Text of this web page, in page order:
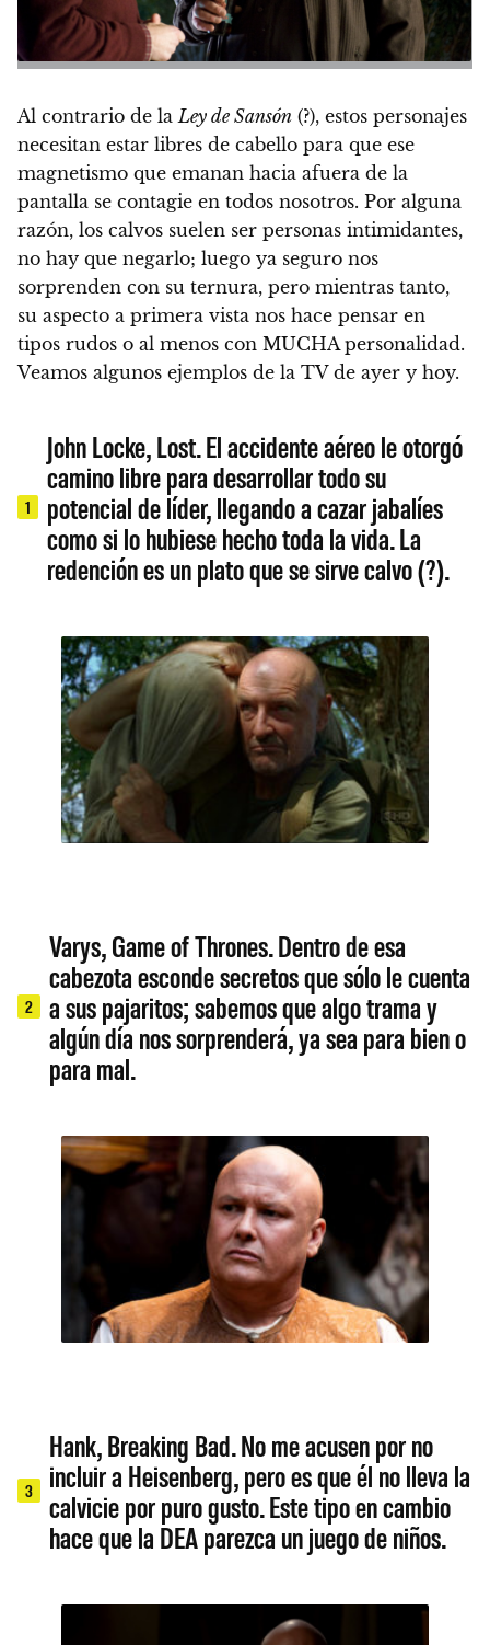
Al contrario de la Ley de Sansón (?), estos personajes
necesitan estar libres de cabello para que ese
magnetismo que emanan hacia afuera de la
pantalla se contagie en todos nosotros. Por alguna
razón, los calvos suelen ser personas intimidantes,
no hay que negarlo; luego ya seguro nos
sorprenden con su ternura, pero mientras tanto,
su aspecto a primera vista nos hace pensar en
tipos rudos o al menos con MUCHA personalidad.
Veamos algunos ejemplos de la TV de ayer y hoy.
1
John Locke, Lost. El accidente aéreo le otorgó
camino libre para desarrollar todo su
potencial de líder, llegando a cazar jabalíes
como si lo hubiese hecho toda la vida. La
redención es un plato que se sirve calvo (?).
2
Varys, Game of Thrones. Dentro de esa
cabezota esconde secretos que sólo le cuenta
a sus pajaritos; sabemos que algo trama y
algún día nos sorprenderá, ya sea para bien o
para mal.
3
Hank, Breaking Bad. No me acusen por no
incluir a Heisenberg, pero es que él no lleva la
calvicie por puro gusto. Este tipo en cambio
hace que la DEA parezca un juego de niños.